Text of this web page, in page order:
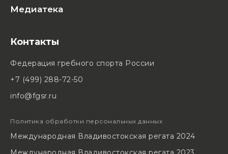
Медиатека
Контакты
Федерация гребного спорта России
+7 (499) 288-72-50
info@fgsr.ru
Политика обработки персональных данных
Международная Владивостокская регата 2024